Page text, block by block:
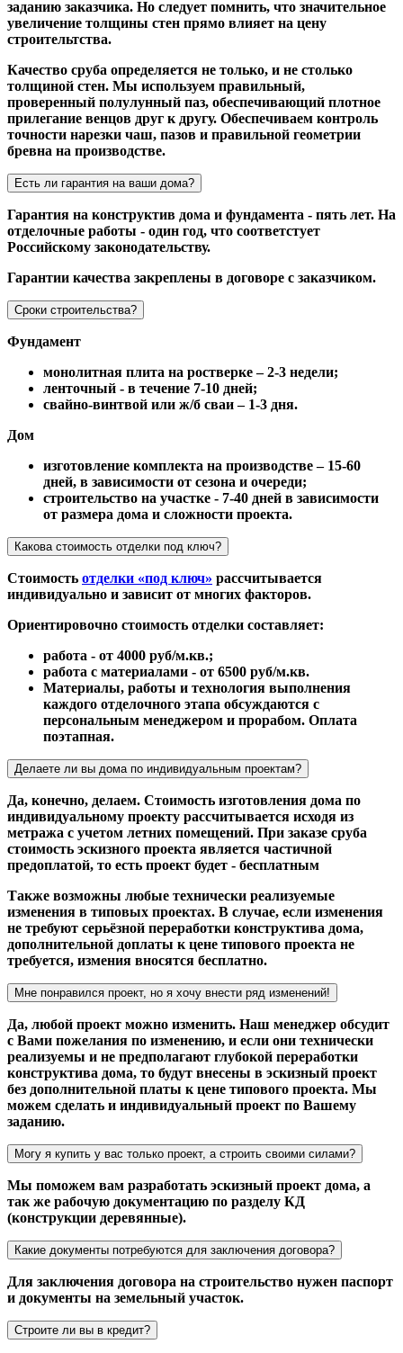
заданию заказчика. Но следует помнить, что значительное
увеличение толщины стен прямо влияет на цену
строительтства.
Качество сруба определяется не только, и не столько
толщиной стен. Мы используем правильный,
проверенный полулунный паз, обеспечивающий плотное
прилегание венцов друг к другу. Обеспечиваем контроль
точности нарезки чаш, пазов и правильной геометрии
бревна на производстве.
Есть ли гарантия на ваши дома?
Гарантия на конструктив дома и фундамента - пять лет. На
отделочные работы - один год, что соответстует
Российскому законодательству.
Гарантии качества закреплены в договоре с заказчиком.
Сроки строительства?
Фундамент
монолитная плита на ростверке – 2-3 недели;
ленточный - в течение 7-10 дней;
свайно-винтвой или ж/б сваи – 1-3 дня.
Дом
изготовление комплекта на производстве – 15-60
дней, в зависимости от сезона и очереди;
строительство на участке - 7-40 дней в зависимости
от размера дома и сложности проекта.
Какова стоимость отделки под ключ?
Стоимость отделки «под ключ» рассчитывается
индивидуально и зависит от многих факторов.
Ориентировочно стоимость отделки составляет:
работа - от 4000 руб/м.кв.;
работа с материалами - от 6500 руб/м.кв.
Материалы, работы и технология выполнения
каждого отделочного этапа обсуждаются с
персональным менеджером и прорабом. Оплата
поэтапная.
Делаете ли вы дома по индивидуальным проектам?
Да, конечно, делаем. Стоимость изготовления дома по
индивидуальному проекту рассчитывается исходя из
метража с учетом летних помещений. При заказе сруба
стоимость эскизного проекта является частичной
предоплатой, то есть проект будет - бесплатным
Также возможны любые технически реализуемые
изменения в типовых проектах. В случае, если изменения
не требуют серьёзной переработки конструктива дома,
дополнительной доплаты к цене типового проекта не
требуется, измения вносятся бесплатно.
Мне понравился проект, но я хочу внести ряд изменений!
Да, любой проект можно изменить. Наш менеджер обсудит
с Вами пожелания по изменению, и если они технически
реализуемы и не предполагают глубокой переработки
конструктива дома, то будут внесены в эскизный проект
без дополнительной платы к цене типового проекта. Мы
можем сделать и индивидуальный проект по Вашему
заданию.
Могу я купить у вас только проект, а строить своими силами?
Мы поможем вам разработать эскизный проект дома, а
так же рабочую документацию по разделу КД
(конструкции деревянные).
Какие документы потребуются для заключения договора?
Для заключения договора на строительство нужен паспорт
и документы на земельный участок.
Строите ли вы в кредит?